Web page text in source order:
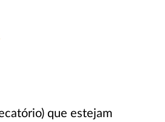
que estejam